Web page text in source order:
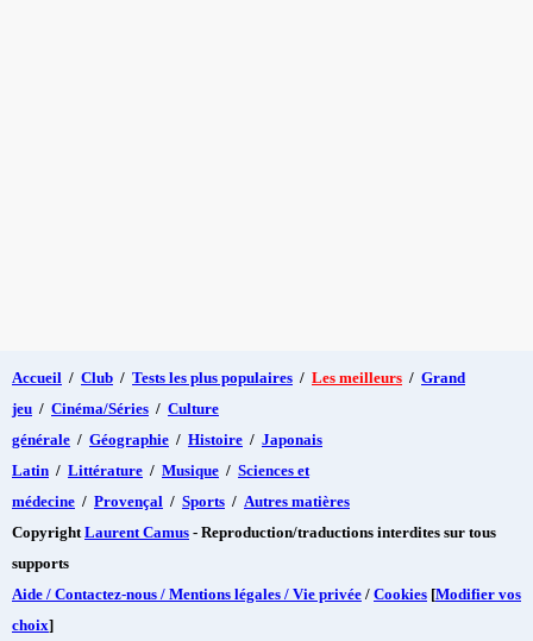
Accueil / Club / Tests les plus populaires / Les meilleurs / Grand
jeu / Cinéma/Séries / Culture
générale / Géographie / Histoire / Japonais
Latin / Littérature / Musique / Sciences et
médecine / Provençal / Sports / Autres matières
Copyright Laurent Camus - Reproduction/traductions interdites sur tous
supports
Aide / Contactez-nous / Mentions légales / Vie privée / Cookies [Modifier vos
choix]